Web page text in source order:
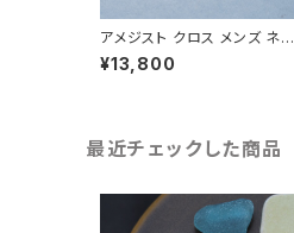
アメジスト クロス メンズ ネッ
クレス シルバー925
¥13,800
最近チェックした商品